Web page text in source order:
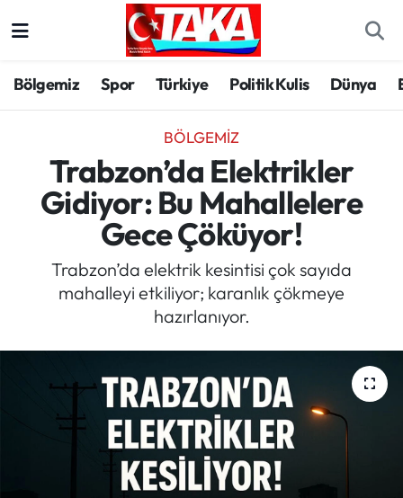
Bölgemiz Spor Türkiye Politik Kulis Dünya
BÖLGEMIZ
Trabzon’da Elektrikler
Gidiyor: Bu Mahallelere
Gece Çöküyor!
Trabzon’da elektrik kesintisi çok sayıda
mahalleyi etkiliyor; karanlık çökmeye
hazırlanıyor.
Spor
Türkiye
Kültür/Sanat
Politik Kulis
Magazin
Mektup Galeri
Trabzon Hava Durumu
Trabzon Trafik Yoğunluk Haritası
Süper Lig Puan Durumu ve Fikstür
Tüm Manşetler
Son Dakika Haberleri